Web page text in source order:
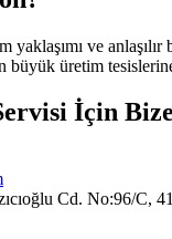
yaklaşımı ve
büyük üretim
İçin
Cd. No:96/C,